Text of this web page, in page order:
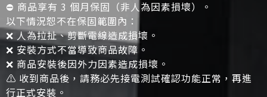
⛔ 商品享有 3 個月保固（非人為因素損壞）。
以下情況恕不在保固範圍內：
❌ 人為拉扯、剪斷電線造成損壞。
❌ 安裝方式不當導致商品故障。
❌ 商品安裝後因外力因素造成損壞。
⚠️ 收到商品後，請務必先接電測試確認功能正常，再進
行正式安裝。